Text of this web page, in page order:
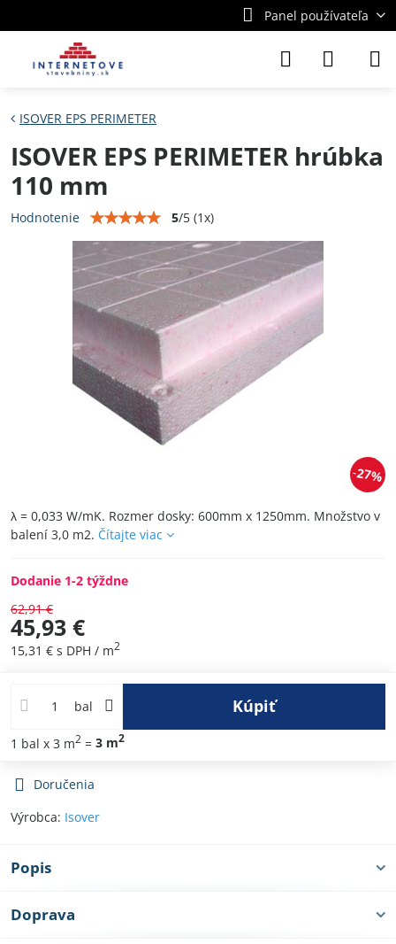
Panel používateľa
27%
ISOVER EPS PERIMETER
ISOVER EPS PERIMETER hrúbka
110 mm
Hodnotenie 5/5 (1x)
λ = 0,033 W/mK. Rozmer dosky: 600mm x 1250mm. Množstvo v
balení 3,0 m2. Čítajte viac
Dodanie 1-2 týždne
62,91 €
45,93 €
15,31 € s DPH / m2
bal Kúpiť
1 bal x 3 m2 = 3 m2
Doručenia
Výrobca: Isover
Popis
Doprava